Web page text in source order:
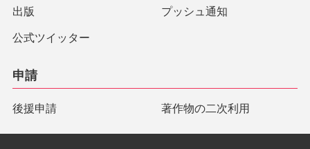
出版 プッシュ通知
公式ツイッター
申請
後援申請 著作物の二次利用